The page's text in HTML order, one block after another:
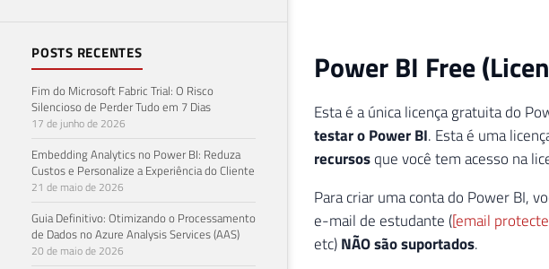
POSTS RECENTES
Fim do Microsoft Fabric Trial: O Risco
Silencioso de Perder Tudo em 7 Dias
17 de junho de 2026
Embedding Analytics no Power BI: Reduza
Custos e Personalize a Experiência do Cliente
21 de maio de 2026
Guia Definitivo: Otimizando o Processamento
de Dados no Azure Analysis Services (AAS)
20 de maio de 2026
Power BI Free
Esta é a única licença gratuita do
testar o Power BI. Esta é uma
recursosque você tem acesso na
Para criar uma conta do Power BI,
e-mail de estudante ([email
etc)NÃO são suportados.